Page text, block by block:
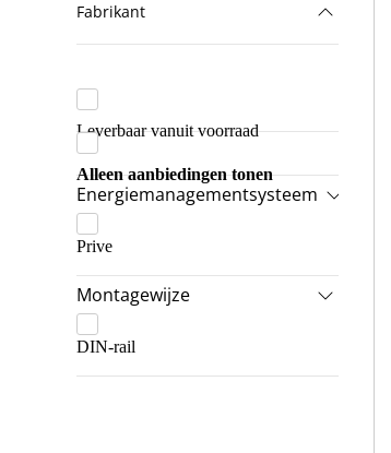
Fabrikant
meteocontrol
SmartFox
SolarLog
Sungrow
Leverbaar vanuit voorraad
Alleen aanbiedingen tonen
Energiemanagementsysteem
Prive
Montagewijze
DIN-rail